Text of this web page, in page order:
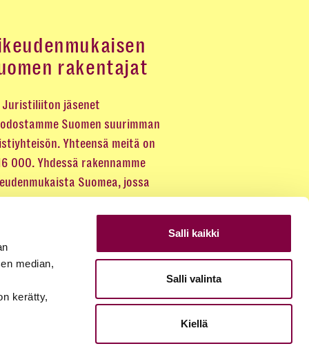
median,
kerätty,
Salli kaikki
Salli valinta
Kiellä
rakentajat
Juristiliiton jäsenet
Suomen suurimman
Yhteensä meitä on
000. Yhdessä rakennamme
Suomea, jossa